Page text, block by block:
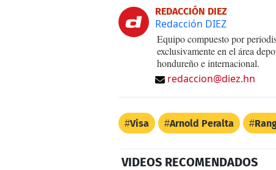
REDACCIÓN DIEZ
Redacción DIEZ
Equipo compuesto por
exclusivamente en el área
hondureño e internacional.
redaccion@diez.hn
Visa Arnold Peralta
VIDEOS RECOMENDADOS